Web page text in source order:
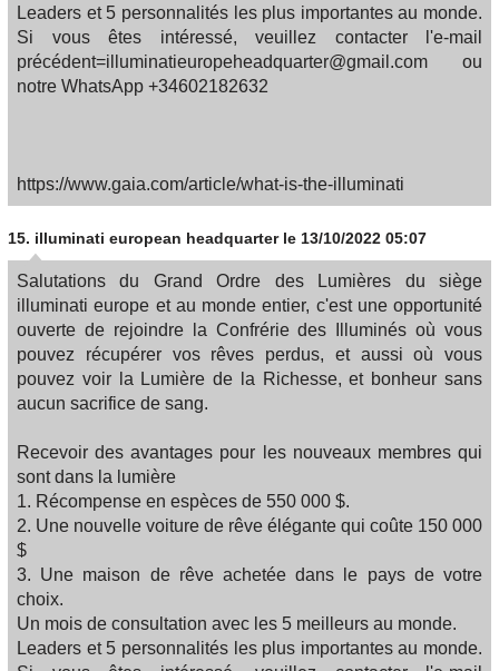
Leaders et 5 personnalités les plus importantes au monde.
Si vous êtes intéressé, veuillez contacter l'e-mail
précédent=illuminatieuropeheadquarter@gmail.com ou
notre WhatsApp +34602182632
https://www.gaia.com/article/what-is-the-illuminati
15. illuminati european headquarter le 13/10/2022 05:07
Salutations du Grand Ordre des Lumières du siège
illuminati europe et au monde entier, c'est une opportunité
ouverte de rejoindre la Confrérie des Illuminés où vous
pouvez récupérer vos rêves perdus, et aussi où vous
pouvez voir la Lumière de la Richesse, et bonheur sans
aucun sacrifice de sang.
Recevoir des avantages pour les nouveaux membres qui
sont dans la lumière
1. Récompense en espèces de 550 000 $.
2. Une nouvelle voiture de rêve élégante qui coûte 150 000
$
3. Une maison de rêve achetée dans le pays de votre
choix.
Un mois de consultation avec les 5 meilleurs au monde.
Leaders et 5 personnalités les plus importantes au monde.